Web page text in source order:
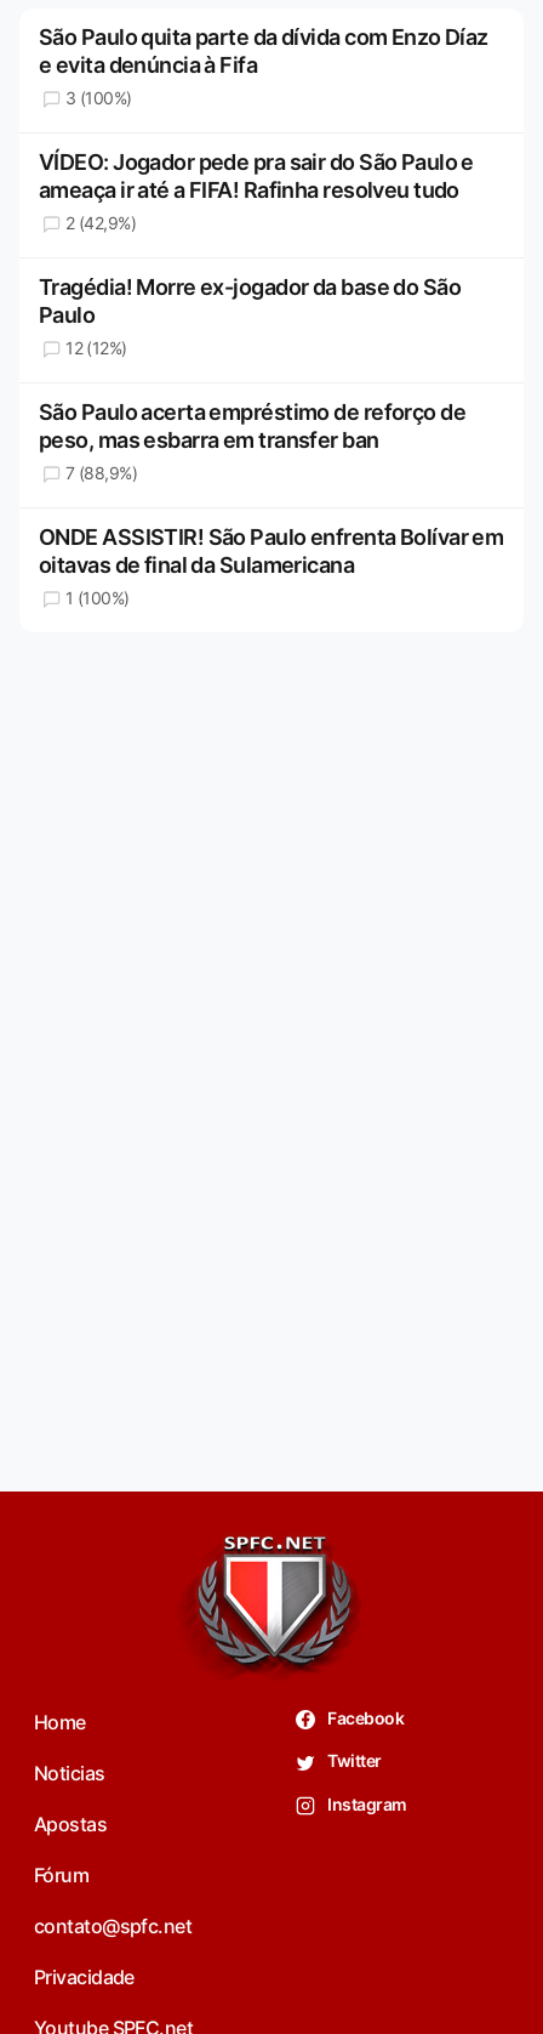
São Paulo quita parte da dívida com Enzo Díaz
e evita denúncia à Fifa
3 (100%)
VÍDEO: Jogador pede pra sair do São Paulo e
ameaça ir até a FIFA! Rafinha resolveu tudo
2 (42,9%)
Tragédia! Morre ex-jogador da base do São
Paulo
12 (12%)
São Paulo acerta empréstimo de reforço de
peso, mas esbarra em transfer ban
7 (88,9%)
ONDE ASSISTIR! São Paulo enfrenta Bolívar em
oitavas de final da Sulamericana
1 (100%)
Home
Noticias
Apostas
Fórum
contato@spfc.net
Privacidade
Youtube SPFC.net
Facebook
Twitter
Instagram